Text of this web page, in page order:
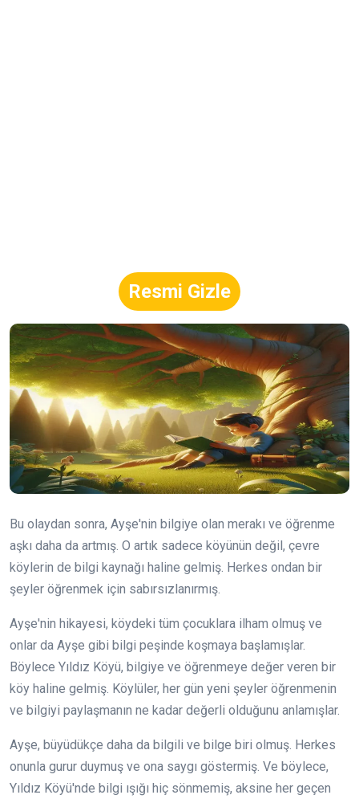
Resmi Gizle
Bu olaydan sonra, Ayşe'nin bilgiye olan merakı ve öğrenme
aşkı daha da artmış. O artık sadece köyünün değil, çevre
köylerin de bilgi kaynağı haline gelmiş. Herkes ondan bir
şeyler öğrenmek için sabırsızlanırmış.
Ayşe'nin hikayesi, köydeki tüm çocuklara ilham olmuş ve
onlar da Ayşe gibi bilgi peşinde koşmaya başlamışlar.
Böylece Yıldız Köyü, bilgiye ve öğrenmeye değer veren bir
köy haline gelmiş. Köylüler, her gün yeni şeyler öğrenmenin
ve bilgiyi paylaşmanın ne kadar değerli olduğunu anlamışlar.
Ayşe, büyüdükçe daha da bilgili ve bilge biri olmuş. Herkes
onunla gurur duymuş ve ona saygı göstermiş. Ve böylece,
Yıldız Köyü'nde bilgi ışığı hiç sönmemiş, aksine her geçen